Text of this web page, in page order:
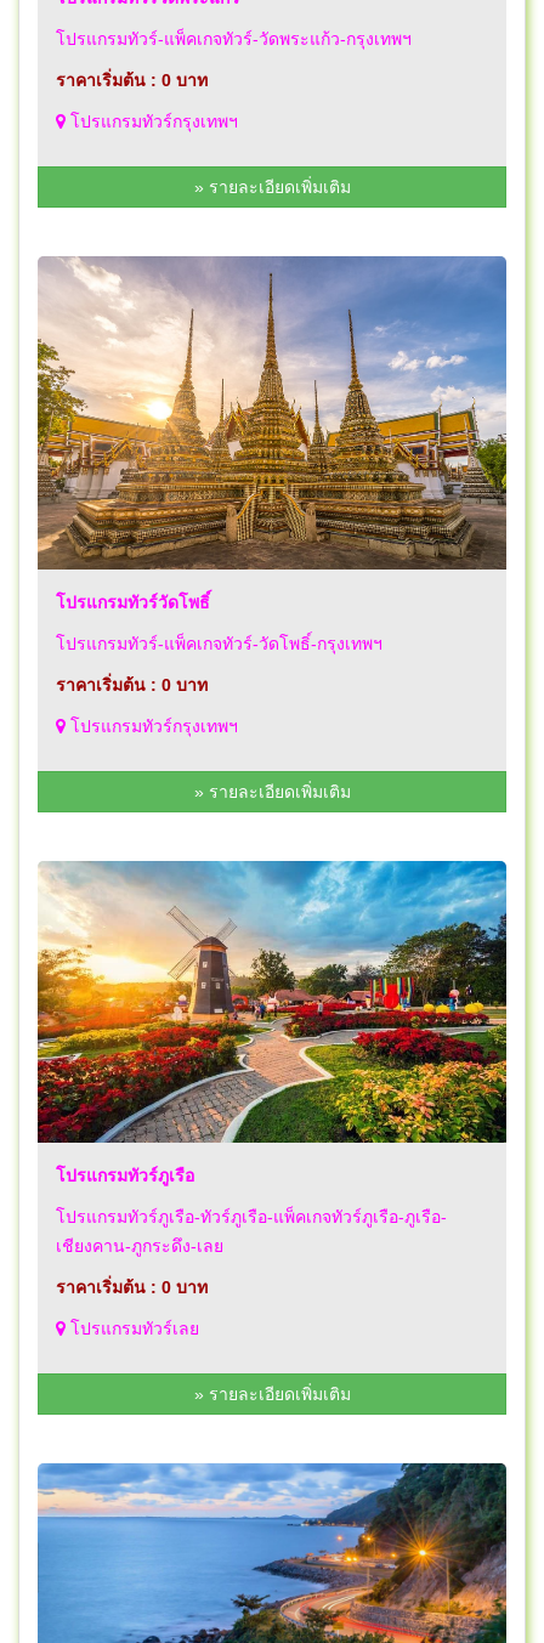
โปรแกรมทัวร์-แพ็คเกจทัวร์-วัดพระแก้ว-กรุงเทพฯ
ราคาเริ่มต้น : 0 บาท
โปรแกรมทัวร์กรุงเทพฯ
» รายละเอียดเพิ่มเติม
โปรแกรมทัวร์วัดโพธิ์
โปรแกรมทัวร์-แพ็คเกจทัวร์-วัดโพธิ์-กรุงเทพฯ
ราคาเริ่มต้น : 0 บาท
โปรแกรมทัวร์กรุงเทพฯ
» รายละเอียดเพิ่มเติม
โปรแกรมทัวร์ภูเรือ
โปรแกรมทัวร์ภูเรือ-ทัวร์ภูเรือ-แพ็คเกจทัวร์ภูเรือ-ภูเรือ-
เชียงคาน-ภูกระดึง-เลย
ราคาเริ่มต้น : 0 บาท
โปรแกรมทัวร์เลย
» รายละเอียดเพิ่มเติม